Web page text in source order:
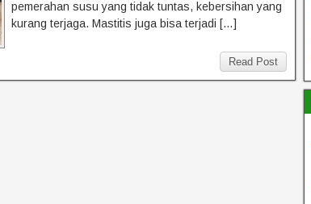
pemerahan susu yang tidak tuntas, kebersihan yang
kurang terjaga. Mastitis juga bisa terjadi […]
Read Post